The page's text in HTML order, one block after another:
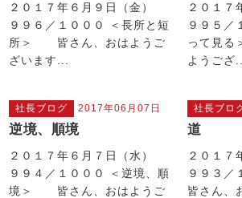
２０１７年６月９日（金）
９９６／１０００ ＜長所と短
所＞ 皆さん、おはようご
ざいます...
２０１７
９９５／
って見
ようござ...
社長ブログ 2017年06月07日
逆境、順境
２０１７年６月７日（水）
９９４／１０００ ＜逆境、順
境＞ 皆さん、おはようご
社長ブロ
道
２０１７
９９３
皆さん、